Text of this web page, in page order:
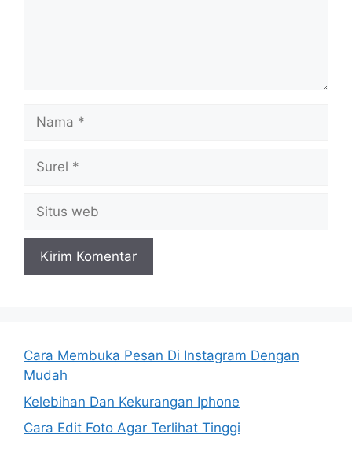
Nama
Surel
Situs
web
Cara Membuka Pesan Di Instagram Dengan
Mudah
Kelebihan Dan Kekurangan Iphone
Cara Edit Foto Agar Terlihat Tinggi